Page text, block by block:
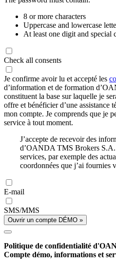
8 or more characters
Uppercase and lowercase
At least one digit and special
Check all consents
Je confirme avoir lu et accepté les
d’information et de formation
constituent la base sur laquelle je
offre et bénéficier d’une assistance
mon compte. Je comprends que je
service à tout moment.
J’accepte de recevoir des
d’OANDA TMS Brokers S.A.
services, par exemple des
coordonnées que j’ai fournies
E-mail
SMS/MMS
Ouvrir un compte DÉMO »
Politique de confidentialité
Compte démo, informations et